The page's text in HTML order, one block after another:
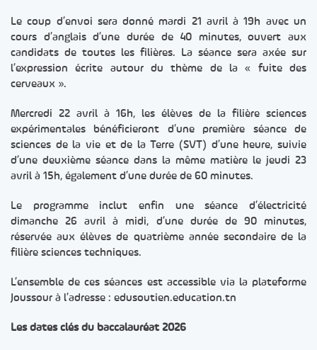
Le coup d’envoi sera donné mardi 21 avril à 19h avec un
cours d’anglais d’une durée de 40 minutes, ouvert aux
candidats de toutes les filières. La séance sera axée sur
l’expression écrite autour du thème de la « fuite des
cerveaux ».
Mercredi 22 avril à 16h, les élèves de la filière sciences
expérimentales bénéficieront d’une première séance de
sciences de la vie et de la Terre (SVT) d’une heure, suivie
d’une deuxième séance dans la même matière le jeudi 23
avril à 15h, également d’une durée de 60 minutes.
Le programme inclut enfin une séance d’électricité
dimanche 26 avril à midi, d’une durée de 90 minutes,
réservée aux élèves de quatrième année secondaire de la
filière sciences techniques.
L’ensemble de ces séances est accessible via la plateforme
Joussour à l’adresse : edusoutien.education.tn
Les dates clés du baccalauréat 2026